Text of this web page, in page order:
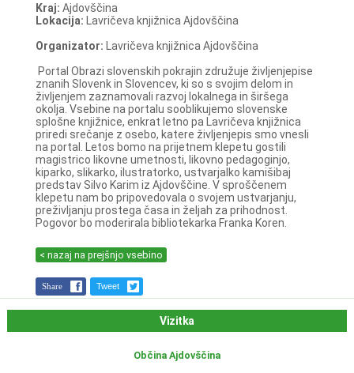
Kraj: Ajdovščina
Lokacija: Lavričeva knjižnica Ajdovščina
Organizator: Lavričeva knjižnica Ajdovščina
Portal Obrazi slovenskih pokrajin združuje življenjepise
znanih Slovenk in Slovencev, ki so s svojim delom in
življenjem zaznamovali razvoj lokalnega in širšega
okolja. Vsebine na portalu sooblikujemo slovenske
splošne knjižnice, enkrat letno pa Lavričeva knjižnica
priredi srečanje z osebo, katere življenjepis smo vnesli
na portal. Letos bomo na prijetnem klepetu gostili
magistrico likovne umetnosti, likovno pedagoginjo,
kiparko, slikarko, ilustratorko, ustvarjalko kamišibaj
predstav Silvo Karim iz Ajdovščine. V sproščenem
klepetu nam bo pripovedovala o svojem ustvarjanju,
preživljanju prostega časa in željah za prihodnost.
Pogovor bo moderirala bibliotekarka Franka Koren.
< nazaj na prejšnjo vsebino
Share Tweet
Vizitka
Občina Ajdovščina